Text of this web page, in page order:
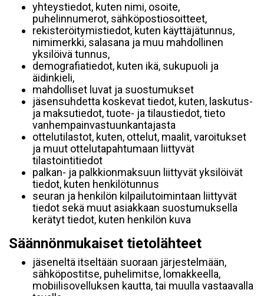
yhteystiedot, kuten nimi, osoite,
puhelinnumerot, sähköpostiosoitteet,
rekisteröitymistiedot, kuten käyttäjätunnus,
nimimerkki, salasana ja muu mahdollinen
yksilöivä tunnus,
demografiatiedot, kuten ikä, sukupuoli ja
äidinkieli,
mahdolliset luvat ja suostumukset
jäsensuhdetta koskevat tiedot, kuten, laskutus-
ja maksutiedot, tuote- ja tilaustiedot, tieto
vanhempainvastuunkantajasta
ottelutilastot, kuten, ottelut, maalit, varoitukset
ja muut ottelutapahtumaan liittyvät
tilastointitiedot
palkan- ja palkkionmaksuun liittyvät yksilöivät
tiedot, kuten henkilötunnus
seuran ja henkilön kilpailutoimintaan liittyvät
tiedot sekä muut asiakkaan suostumuksella
kerätyt tiedot, kuten henkilön kuva
Säännönmukaiset tietolähteet
jäseneltä itseltään suoraan järjestelmään,
sähköpostitse, puhelimitse, lomakkeella,
mobiilisovelluksen kautta, tai muulla vastaavalla